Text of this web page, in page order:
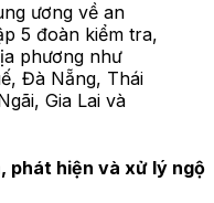
ương về an
5 đoàn kiểm tra,
phương như
Đà Nẵng, Thái
Gia Lai và
phát hiện và xử lý ngộ